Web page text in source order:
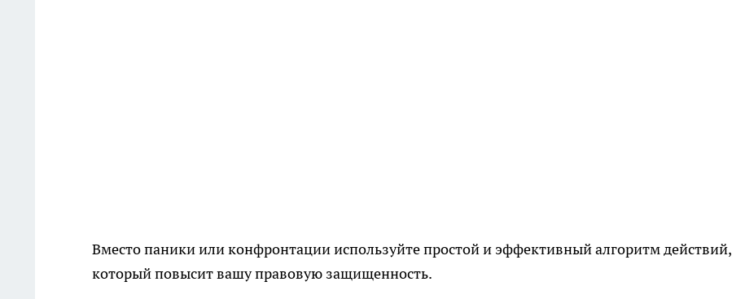
Вместо паники или конфронтации используйте простой и эффективный алгоритм действий,
который повысит вашу правовую защищенность.